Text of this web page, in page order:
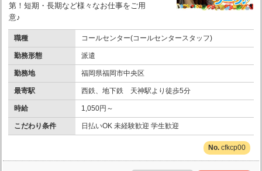
第！短期・長期など様々なお仕事をご用
意♪
職種 コールセンター(コールセンタースタッフ)
勤務形態 派遣
勤務地 福岡県福岡市中央区
最寄駅 西鉄、地下鉄 天神駅より徒歩5分
時給 1,050円～
こだわり条件 日払いOK 未経験歓迎 学生歓迎
cfkcp00